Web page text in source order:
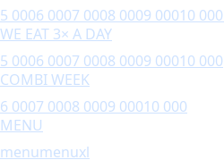
5 0006 0007 0008 0009 00010 000
WE EAT 3× A DAY
5 0006 0007 0008 0009 00010 000
COMBI WEEK
6 0007 0008 0009 00010 000
MENU
menumenuxl